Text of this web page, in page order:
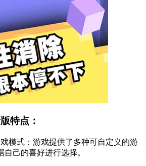
特点：
式：游戏提供了多种可自定义的游
己的喜好进行选择。